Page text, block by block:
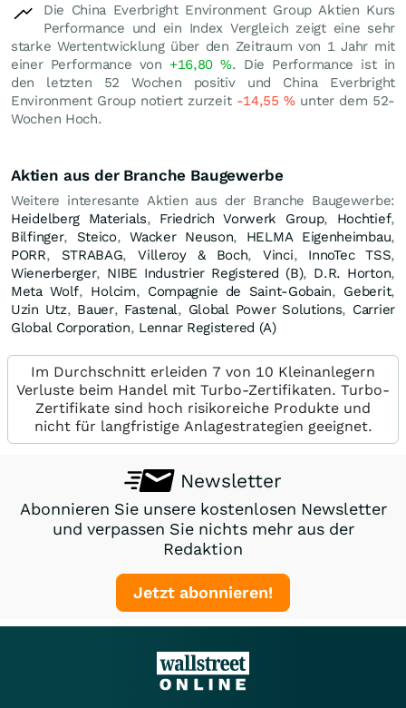
Die China Everbright Environment Group Aktien Kurs
Performance und ein Index Vergleich zeigt eine sehr
starke Wertentwicklung über den Zeitraum von 1 Jahr mit
einer Performance von +16,80%. Die Performance ist in
den letzten 52 Wochen positiv und China Everbright
Environment Group notiert zurzeit -14,55% unter dem 52-
Wochen Hoch.
Aktien aus der Branche Baugewerbe
Weitere interesante Aktien aus der Branche Baugewerbe:
Heidelberg Materials, Friedrich Vorwerk Group, Hochtief,
Bilfinger, Steico,Wacker Neuson, HELMA Eigenheimbau,
PORR, STRABAG,Villeroy & Boch,Vinci, InnoTec TSS,
Wienerberger, NIBE Industrier Registered (B), D.R. Horton,
Meta Wolf, Holcim, Compagnie de Saint-Gobain, Geberit,
Uzin Utz, Bauer, Fastenal, Global Power Solutions, Carrier
Global Corporation, Lennar Registered (A)
Im Durchschnitt erleiden 7 von 10 Kleinanlegern
Verluste beim Handel mit Turbo-Zertifikaten. Turbo-
Zertifikate sind hoch risikoreiche Produkte und
nicht für langfristige Anlagestrategien geeignet.
Newsletter
Abonnieren Sie unsere kostenlosen Newsletter
und verpassen Sie nichts mehr aus der
Redaktion
Jetzt abonnieren!